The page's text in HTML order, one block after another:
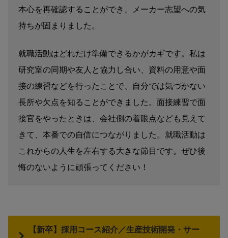
本心を再確認することができ、メーカー志望への気
持ちが固まりました。
就職活動はどれだけ準備できるかがカギです。私は
研究室の同期や友人と協力し合い、資料の用意や面
接の練習などを行ったことで、自分では気づかない
長所や欠点を知ることができました。面接練習で面
接官をやったときは、会社側の着眼点なども見えて
きて、本番での自信につながりました。就職活動は
これからの人生を左右する大きな節目です。ぜひ後
悔のないように頑張ってください！
【新卒】採用コース紹介／生産技術開発・サー